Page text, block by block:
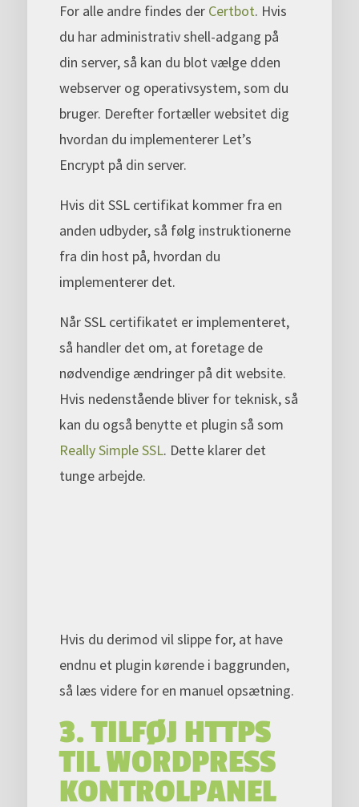
For alle andre findes der Certbot. Hvis
du har administrativ shell-adgang på
din server, så kan du blot vælge dden
webserver og operativsystem, som du
bruger. Derefter fortæller websitet dig
hvordan du implementerer Let’s
Encrypt på din server.
Hvis dit SSL certifikat kommer fra en
anden udbyder, så følg instruktionerne
fra din host på, hvordan du
implementerer det.
Når SSL certifikatet er implementeret,
så handler det om, at foretage de
nødvendige ændringer på dit website.
Hvis nedenstående bliver for teknisk, så
kan du også benytte et plugin så som
Really Simple SSL. Dette klarer det
tunge arbejde.
Hvis du derimod vil slippe for, at have
endnu et plugin kørende i baggrunden,
så læs videre for en manuel opsætning.
3. TILFØJ HTTPS
TIL WORDPRESS
KONTROLPANEL